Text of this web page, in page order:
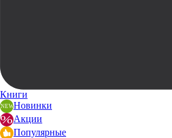
Книги
Новинки
Акции
Популярные